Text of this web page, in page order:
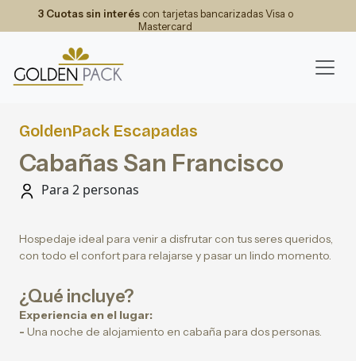
3 Cuotas sin interéscon tarjetas bancarizadas Visa o
Mastercard
GoldenPack Escapadas
Cabañas San Francisco
Para 2 personas
Hospedaje ideal para venir a disfrutar con tus seres queridos,
con todo el confort para relajarse y pasar un lindo momento.
¿Qué incluye?
Experiencia en el lugar:
- Una noche de alojamiento en cabaña para dos personas.